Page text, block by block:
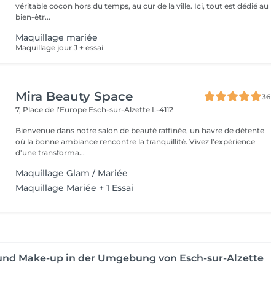
véritable cocon hors du temps, au cur de la ville. Ici, tout est dédié au
bien-êtr...
Maquillage mariée
Maquillage jour J + essai
Mira Beauty Space
36
7, Place de l’Europe Esch-sur-Alzette L-4112
Bienvenue dans notre salon de beauté raffinée, un havre de détente
où la bonne ambiance rencontre la tranquillité. Vivez l'expérience
d'une transforma...
Maquillage Glam / Mariée
Maquillage Mariée + 1 Essai
Make-up in der Umgebung von Esch-sur-Alzette